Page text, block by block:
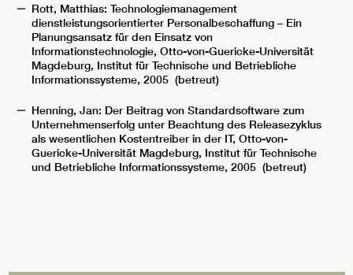
Rott, Matthias: Technologiemanagement
dienstleistungsorientierter Personalbeschaffung – Ein
Planungsansatz für den Einsatz von
Informationstechnologie, Otto-von-Guericke-Universität
Magdeburg, Institut für Technische und Betriebliche
Informationssysteme, 2005 (betreut)
Henning, Jan: Der Beitrag von Standardsoftware zum
Unternehmenserfolg unter Beachtung des Releasezyklus
als wesentlichen Kostentreiber in der IT, Otto-von-
Guericke-Universität Magdeburg, Institut für Technische
und Betriebliche Informationssysteme, 2005 (betreut)